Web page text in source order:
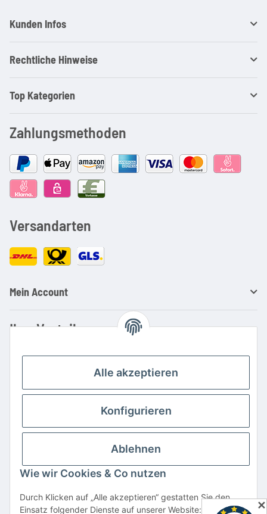
Kunden Infos
Rechtliche Hinweise
Top Kategorien
Zahlungsmethoden
Versandarten
Mein Account
Ihre Vorteile
Kauf auf Rechnung
Große Auswahl an Netzteilen und Ladegeräten
Schnelle Lieferung
Hohe Lagerverfügbarkeit
Vertrag widerrufen
Alle akzeptieren
Konfigurieren
Ablehnen
Wie wir Cookies & Co nutzen
Durch Klicken auf „Alle akzeptieren“ gestatten Sie den
Einsatz folgender Dienste auf unserer Website: YouTube,
✕